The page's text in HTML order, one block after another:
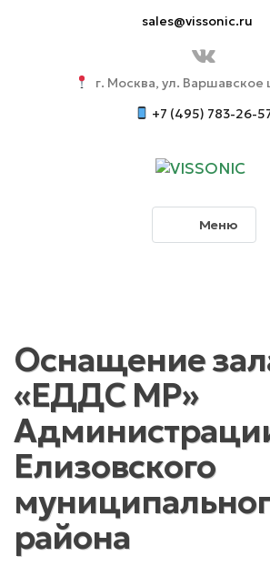
sales@vissonic.ru
г. Москва, ул.
+7 (495) 783-26-
Меню
Оснащение
«ЕДДС МР»
Елизовского
района